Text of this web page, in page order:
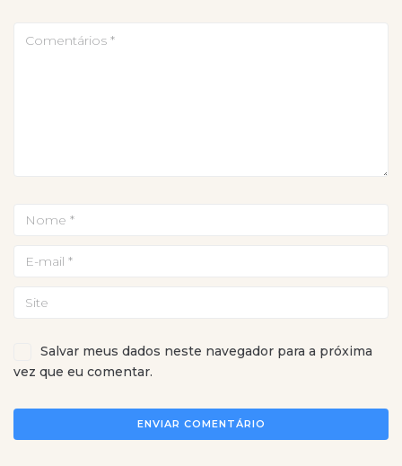
Salvar meus dados neste navegador para a próxima
vez que eu comentar.